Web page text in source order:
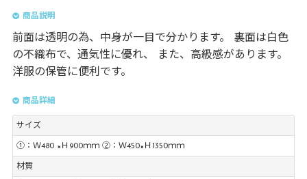
商品説明
前面は透明の為、中身が一目で分かります。 裏面は白色
の不織布で、通気性に優れ、 また、高級感があります。
洋服の保管に便利です。
商品詳細
サイズ
➀：Ｗ480 ×Ｈ900ｍｍ ➁：Ｗ450×Ｈ1350ｍｍ
材質